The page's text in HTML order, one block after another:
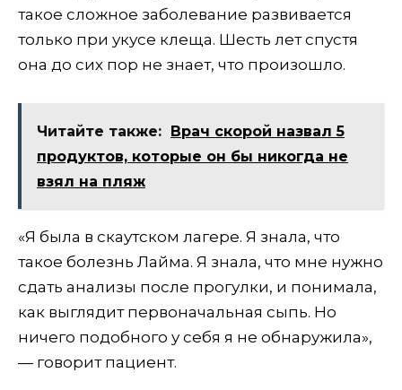
такое сложное заболевание развивается
только при укусе клеща. Шесть лет спустя
она до сих пор не знает, что произошло.
Читайте также: Врач скорой назвал 5
продуктов, которые он бы никогда не
взял на пляж
«Я была в скаутском лагере. Я знала, что
такое болезнь Лайма. Я знала, что мне нужно
сдать анализы после прогулки, и понимала,
как выглядит первоначальная сыпь. Но
ничего подобного у себя я не обнаружила»,
— говорит пациент.